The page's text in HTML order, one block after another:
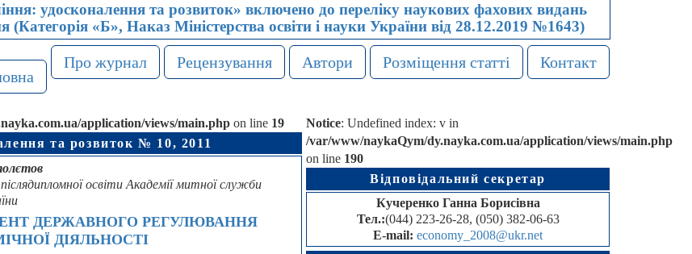
удосконалення та розвиток» включено до переліку наукових фахових видань
«Б», Наказ Міністерства освіти і науки України від 28.12.2019 №1643)
Про журнал Рецензування Автори Розміщення статті Контакт
application/views/main.phpon line 19
та розвиток № 10, 2011
освіти Академії митної служби
ДЕРЖАВНОГО РЕГУЛЮВАННЯ
ДІЯЛЬНОСТІ
Notice: Undefined index: v in
/var/www/naykaQym/dy.nayka.com.ua/application/views/main.php
on line 190
Відповідальний секретар
Кучеренко Ганна Борисівна
Тел.:(044) 223-26-28, (050) 382-06-63
E-mail:economy_2008@ukr.net